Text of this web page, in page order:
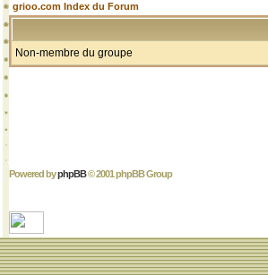
grioo.com Index du Forum
Non-membre du groupe
Powered byphpBB© 2001 phpBB Group